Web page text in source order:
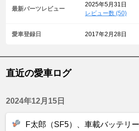
最新パーツレビュー
2025年5月31日
レビュー数 (50)
愛車登録日 2017年2月28日
直近の愛車ログ
2024年12月15日
F太郎（SF5）、車載バッテリ